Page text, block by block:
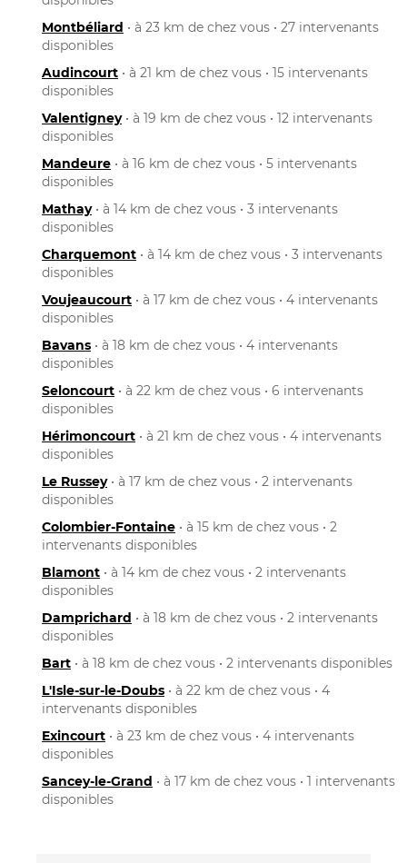
Montbéliard • à 23 km de chez vous • 27 intervenants
disponibles
Audincourt • à 21 km de chez vous • 15 intervenants
disponibles
Valentigney• à 19 km de chez vous • 12 intervenants
disponibles
Mandeure • à 16 km de chez vous • 5 intervenants
disponibles
Mathay• à 14 km de chez vous • 3 intervenants
disponibles
Charquemont • à 14 km de chez vous • 3 intervenants
disponibles
Voujeaucourt • à 17 km de chez vous • 4 intervenants
disponibles
Bavans • à 18 km de chez vous • 4 intervenants
disponibles
Seloncourt • à 22 km de chez vous • 6 intervenants
disponibles
Hérimoncourt • à 21 km de chez vous • 4 intervenants
disponibles
Le Russey• à 17 km de chez vous • 2 intervenants
disponibles
Colombier-Fontaine • à 15 km de chez vous • 2
intervenants disponibles
Blamont • à 14 km de chez vous • 2 intervenants
disponibles
Damprichard • à 18 km de chez vous • 2 intervenants
disponibles
Bart • à 18 km de chez vous • 2 intervenants disponibles
L'Isle-sur-le-Doubs • à 22 km de chez vous • 4
intervenants disponibles
Exincourt • à 23 km de chez vous • 4 intervenants
disponibles
Sancey-le-Grand • à 17 km de chez vous • 1 intervenants
disponibles